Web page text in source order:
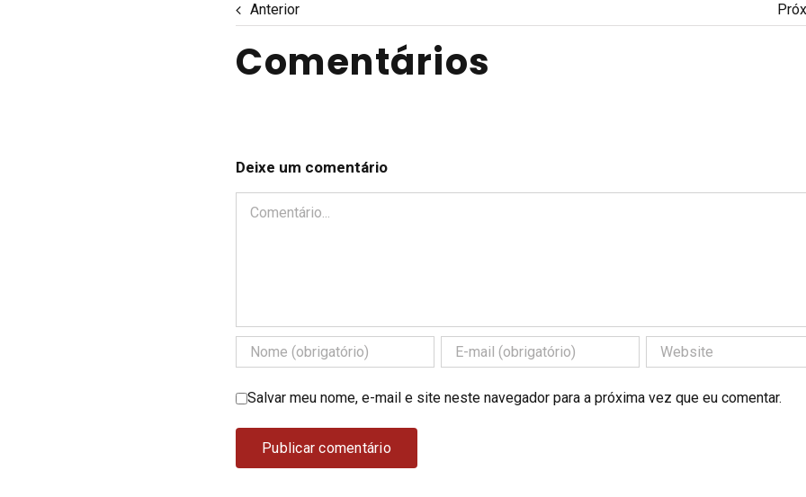
Anterior
Comentários
Deixe um comentário
Comentário
Salvar meu nome, e-mail e site neste navegador para a próxima vez que eu comentar.